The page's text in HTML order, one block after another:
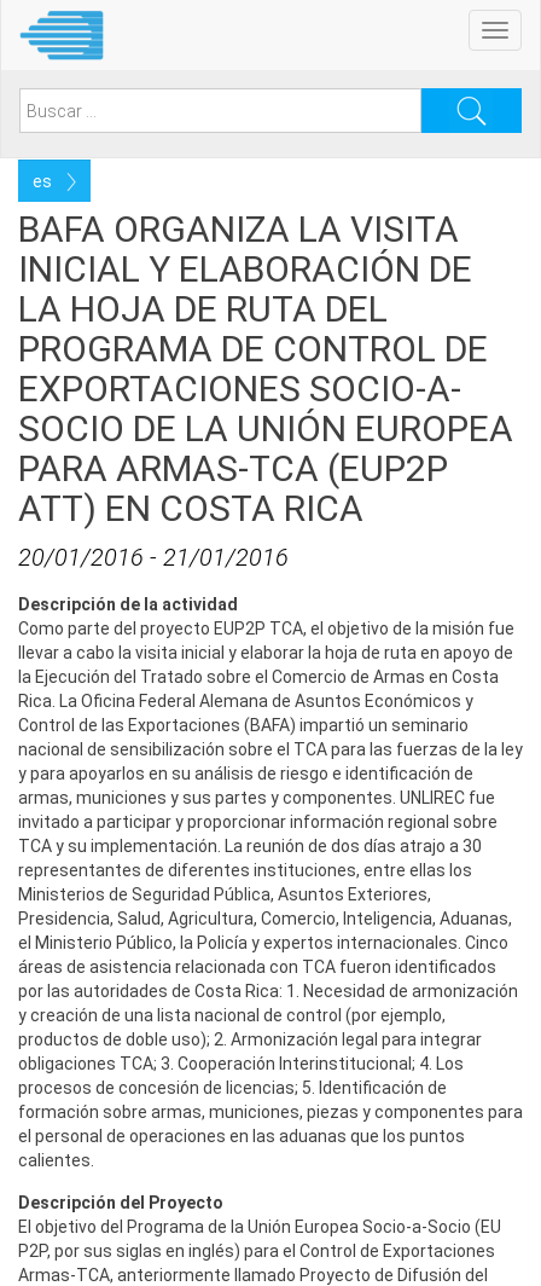
contenido
principal
Search
Select
language
BAFA ORGANIZA LA VISITA
INICIAL Y ELABORACIÓN DE
LA HOJA DE RUTA DEL
PROGRAMA DE CONTROL DE
EXPORTACIONES SOCIO-A-
SOCIO DE LA UNIÓN EUROPEA
PARA ARMAS-TCA (EUP2P
ATT) EN COSTA RICA
20/01/2016 - 21/01/2016
Descripción de la actividad
Como parte del proyecto EUP2P TCA, el objetivo de la misión fue
llevar a cabo la visita inicial y elaborar la hoja de ruta en apoyo de
la Ejecución del Tratado sobre el Comercio de Armas en Costa
Rica. La Oficina Federal Alemana de Asuntos Económicos y
Control de las Exportaciones (BAFA) impartió un seminario
nacional de sensibilización sobre el TCA para las fuerzas de la ley
y para apoyarlos en su análisis de riesgo e identificación de
armas, municiones y sus partes y componentes. UNLIREC fue
invitado a participar y proporcionar información regional sobre
TCA y su implementación. La reunión de dos días atrajo a 30
representantes de diferentes instituciones, entre ellas los
Ministerios de Seguridad Pública, Asuntos Exteriores,
Presidencia, Salud, Agricultura, Comercio, Inteligencia, Aduanas,
el Ministerio Público, la Policía y expertos internacionales. Cinco
áreas de asistencia relacionada con TCA fueron identificados
por las autoridades de Costa Rica: 1. Necesidad de armonización
y creación de una lista nacional de control (por ejemplo,
productos de doble uso); 2. Armonización legal para integrar
obligaciones TCA; 3. Cooperación Interinstitucional; 4. Los
procesos de concesión de licencias; 5. Identificación de
formación sobre armas, municiones, piezas y componentes para
el personal de operaciones en las aduanas que los puntos
calientes.
Descripción del Proyecto
El objetivo del Programa de la Unión Europea Socio-a-Socio (EU
P2P, por sus siglas en inglés) para el Control de Exportaciones
Armas-TCA, anteriormente llamado Proyecto de Difusión del